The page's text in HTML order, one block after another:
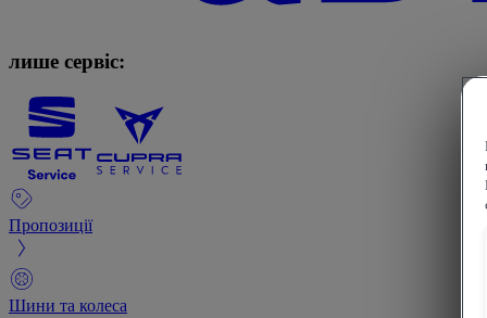
лише сервіс:
Пропозиції
Шини та колеса